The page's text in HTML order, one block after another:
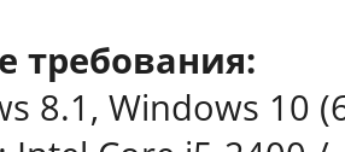
требования:
8.1, Windows 10